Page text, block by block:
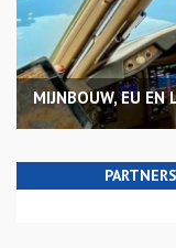
MIJNBOUW, EU EN